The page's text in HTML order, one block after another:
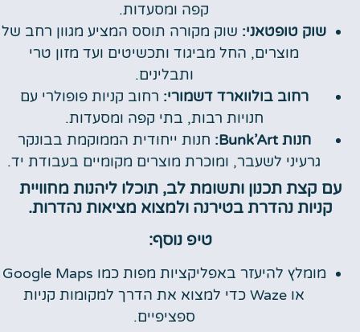
קפה ומסעדות.
שוק טופטאני: שוק מקורה תוסס המציע מגוון רחב של
מוצרים, החל מביגוד ותכשיטים ועד מזון טרי
ותבלינים.
רחוב בולווארד דשמורי: רחוב קניות פופולרי עם
חנויות רבות, בתי קפה ומסעדות.
חנות Bunk’Art:
חנות ייחודית הממוקמת בבונקר
גרעיני לשעבר, ומוכרת מוצרים מקומיים בעבודת יד.
עם קצת תכנון ותשומת לב, תוכלו ליהנות מחוויית
קניות נהדרת בטירנה ולמצוא מציאות נהדרות.
טיפ נוסף:
מומלץ להיעזר באפליקציות מפות כמו Google Maps
או Waze כדי למצוא את הדרך למקומות קניות
ספציפיים.